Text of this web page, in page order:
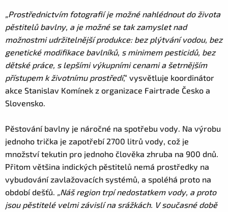
„Prostřednictvím fotografií je možné nahlédnout do života
pěstitelů bavlny, a je možné se tak zamyslet nad
možnostmi udržitelnější produkce: bez plýtvání vodou, bez
genetické modifikace bavlníků, s minimem pesticidů, bez
dětské práce, s lepšími výkupními cenami a šetrnějším
přístupem k životnímu prostředí,“ vysvětluje koordinátor
akce Stanislav Komínek z organizace Fairtrade Česko a
Slovensko.
Pěstování bavlny je náročné na spotřebu vody. Na výrobu
jednoho trička je zapotřebí 2700 litrů vody, což je
množství tekutin pro jednoho člověka zhruba na 900 dnů.
Přitom většina indických pěstitelů nemá prostředky na
vybudování zavlažovacích systémů, a spoléhá proto na
období dešťů. „Náš region trpí nedostatkem vody, a proto
jsou pěstitelé velmi závislí na srážkách. V současné době